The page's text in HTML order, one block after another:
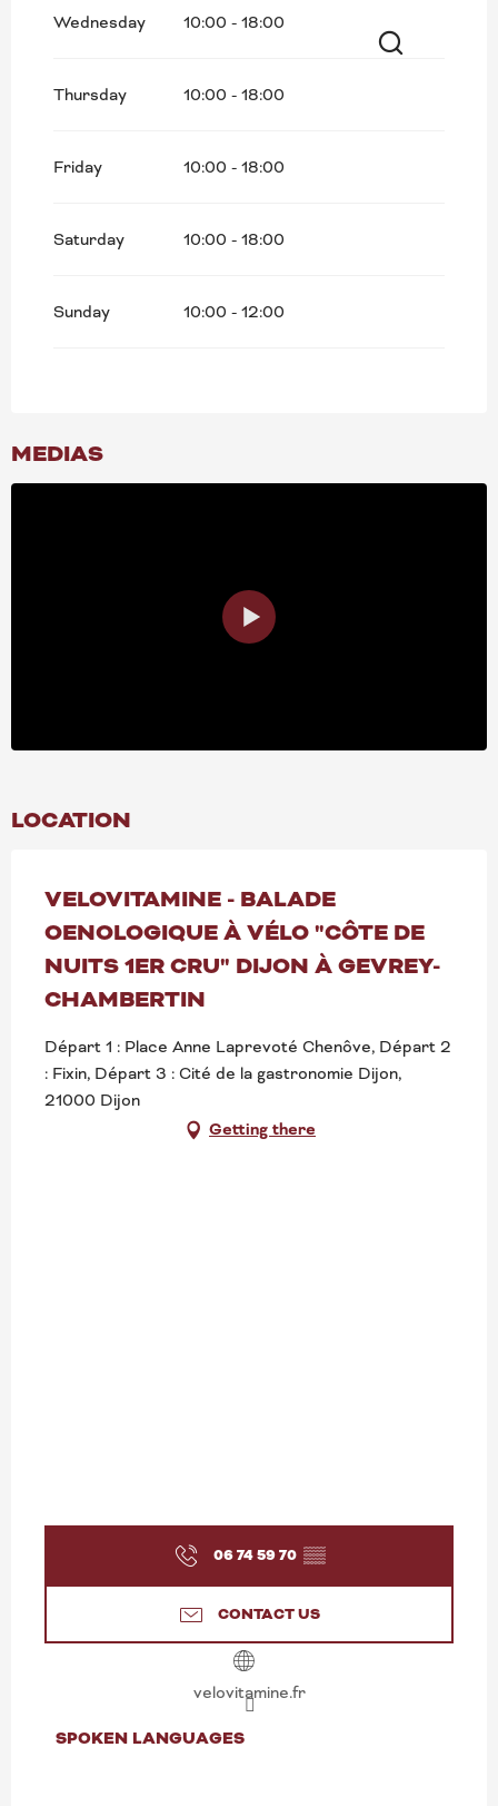
All year 2033
All year 2034
Wednesday 10:00 - 18:00
Thursday 10:00 - 18:00
Friday 10:00 - 18:00
Saturday 10:00 - 18:00
Sunday 10:00 - 12:00
MEDIAS
LOCATION
VELOVITAMINE - BALADE
OENOLOGIQUE À VÉLO "CÔTE DE
NUITS 1ER CRU" DIJON À GEVREY-
CHAMBERTIN
Départ 1 : Place Anne Laprevoté Chenôve, Départ 2
: Fixin, Départ 3 : Cité de la gastronomie Dijon,
21000 Dijon
Getting there
06 74 59 70 ▒▒
CONTACT US
velovitamine.fr
SPOKEN LANGUAGES
SPOKEN LANGUAGES